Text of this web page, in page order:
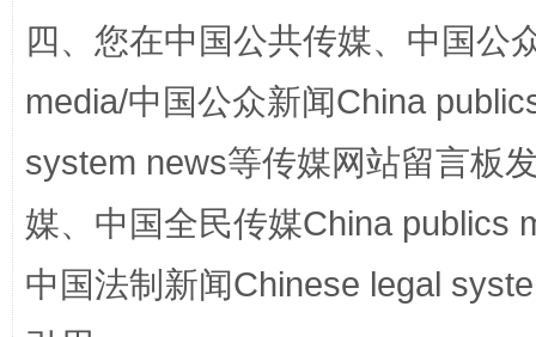
国家大学科技园优化重塑工作
四、您在中国公共传媒、中国公
media/中国公众新闻China
system news等传媒网站留言板
媒、中国全民传媒China publics
中国法制新闻Chinese legal